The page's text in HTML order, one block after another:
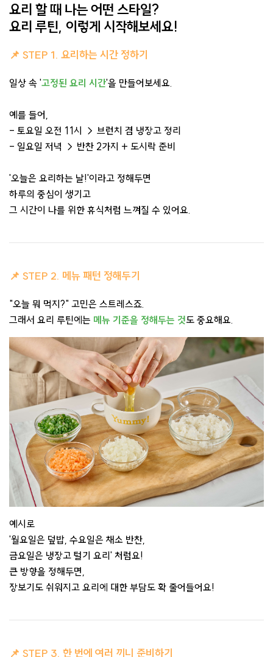
요리 할 때 나는 어떤 스타일?
요리 루틴, 이렇게 시작해보세요!
📌 STEP 1. 요리하는 시간 정하기
일상 속 '고정된 요리 시간'을 만들어보세요.
예를 들어,
- 토요일 오전 11시 → 브런치 겸 냉장고 정리
- 일요일 저녁 → 반찬 2가지 + 도시락 준비
'오늘은 요리하는 날!'이라고 정해두면
하루의 중심이 생기고
그 시간이 나를 위한 휴식처럼 느껴질 수 있어요.
📌 STEP 2. 메뉴 패턴 정해두기
"오늘 뭐 먹지?" 고민은 스트레스죠.
그래서 요리 루틴에는 메뉴 기준을 정해두는 것도 중요해요.
예시로
'월요일은 덮밥, 수요일은 채소 반찬,
금요일은 냉장고 털기 요리' 처럼요!
큰 방향을 정해두면,
장보기도 쉬워지고 요리에 대한 부담도 확 줄어들어요!
📌 STEP 3. 한 번에 여러 끼니 준비하기